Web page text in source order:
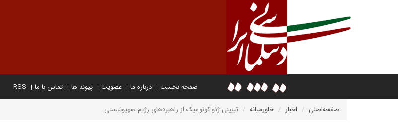
صفحه نخست درباره ما عضویت پیوند ها تماس با ما RSS
صفحه‌اصلی اخبار خاورمیانه تبیینی ژئواکونومیک از راهبردهای رژیم صهیونیستی